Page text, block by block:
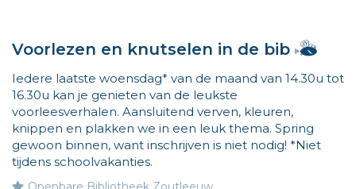
Voorlezen en knutselen in de bib
ben
wijs
Iedere laatste woensdag* van de maand van 14.30u tot
16.30u kan je genieten van de leukste
voorleesverhalen. Aansluitend verven, kleuren,
knippen en plakken we in een leuk thema. Spring
gewoon binnen, want inschrijven is niet nodig! *Niet
tijdens schoolvakanties.